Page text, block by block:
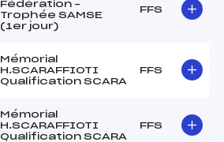
Fédération –
Trophée SAMSE
(1er jour)
FFS
Mémorial
H.SCARAFFIOTI
Qualification SCARA
FFS
Mémorial
H.SCARAFFIOTI
Qualification SCARA
FFS